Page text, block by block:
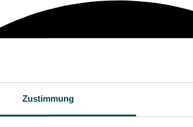
Zustimmung